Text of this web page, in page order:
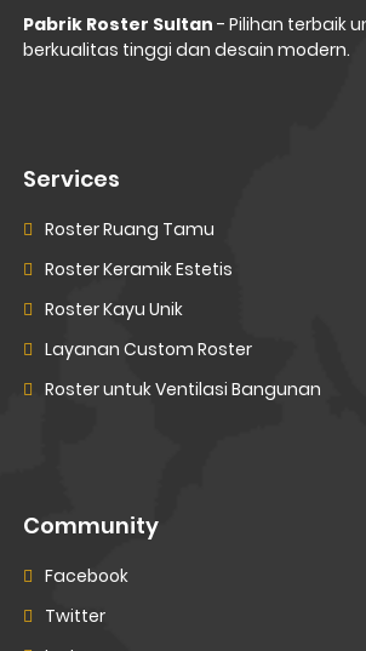
Pabrik Roster Sultan - Pilihan terbaik
berkualitas tinggi dan desain modern.
Services
Roster Ruang Tamu
Roster Keramik Estetis
Roster Kayu Unik
Layanan Custom Roster
Roster untuk Ventilasi Bangunan
Community
Facebook
Twitter